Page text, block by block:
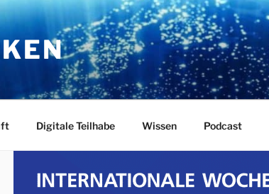
Digitale Teilhabe Wissen Podcast